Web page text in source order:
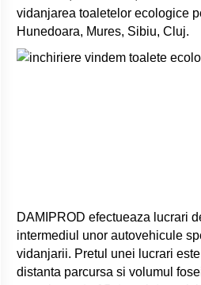
vidanjarea toaletelor ecologice
Hunedoara, Mures, Sibiu, Cluj.
DAMIPROD efectueaza lucrari
intermediul unor autovehicule
vidanjarii. Pretul unei lucrari
distanta parcursa si volumul